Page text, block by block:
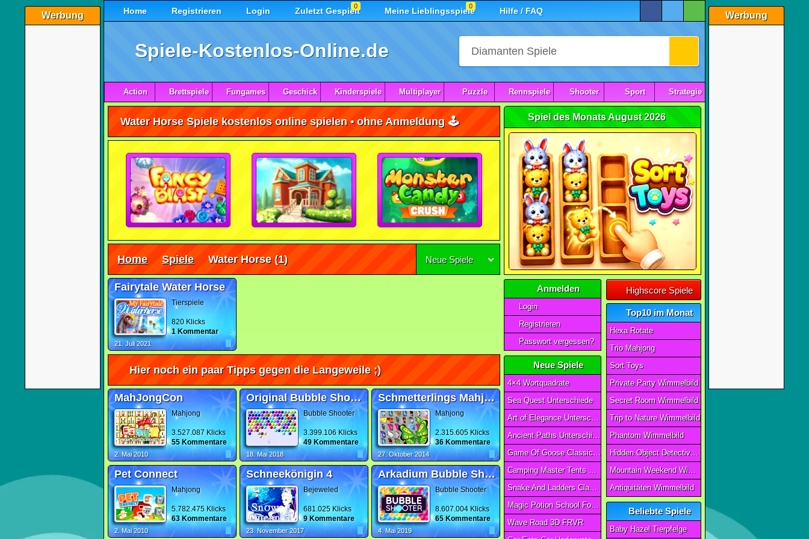
Werbung Werbung
Home Registrieren Login Zuletzt Gespielt
0 Meine Lieblingsspiele
0 Hilfe / FAQ
Spiele-Kostenlos-Online.de
Action Brettspiele Fungames Geschick Kinderspiele Multiplayer Puzzle Rennspiele Shooter Sport Strategie
Water Horse Spiele kostenlos online spielen • ohne Anmeldung 🕹️
Home Spiele Water Horse(1) Neue Spiele
Fairytale Water Horse
Tierspiele
820 Klicks
1 Kommentar
21. Juli 2021
Hier noch ein paar Tipps gegen die Langeweile ;)
MahJongCon
Mahjong
3.527.087 Klicks
55 Kommentare
2. Mai 2010
Original Bubble Shooter
Bubble Shooter
3.399.106 Klicks
49 Kommentare
18. Mai 2018
Schmetterlings Mahjong
Mahjong
2.315.605 Klicks
36 Kommentare
27. Oktober 2014
Pet Connect
Mahjong
5.782.475 Klicks
63 Kommentare
2. Mai 2010
Schneekönigin 4
Bejeweled
681.025 Klicks
9 Kommentare
23. November 2017
Arkadium Bubble Shooter
Bubble Shooter
8.607.004 Klicks
65 Kommentare
4. Mai 2019
Spiel des Monats August 2026
Anmelden
Login
Registrieren
Passwort vergessen?
Neue Spiele
4×4 Wortquadrate
Sea Quest Unterschiede
Art of Elegance Unterschiede
Ancient Paths Unterschiede
Game Of Goose Classic Edition
Camping Master Tents & Trees
Snake And Ladders Classic
Magic Potion School For Witch
Wave Road 3D FRVR
Highscore Spiele
Top10 im Monat
Hexa Rotate
Trio Mahjong
Sort Toys
Private Party Wimmelbild
Secret Room Wimmelbild
Trip to Nature Wimmelbild
Phantom Wimmelbild
Hidden Object Detective Story
Mountain Weekend Wimmelbild
Antiquitäten Wimmelbild
Beliebte Spiele
Baby Hazel Tierpfelge